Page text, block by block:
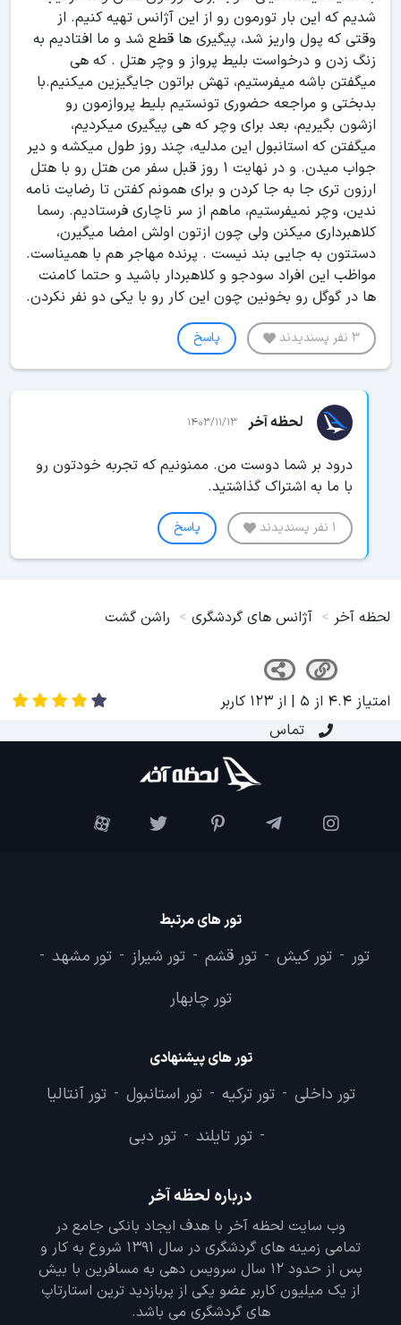
شدیم که این بار تورمون رو از این آژانس تهیه کنیم. از
وقتی که پول واریز شد، پیگیری ها قطع شد و ما افتادیم به
زنگ زدن و درخواست بلیط پرواز و وچر هتل . که هی
میگفتن باشه میفرستیم، تهش براتون جایگیزین میکنیم.با
بدبختی و مراجعه حضوری تونستیم بلیط پروازمون رو
ازشون بگیریم، بعد برای وچر که هی پیگیری میکردیم،
میگفتن که استانبول این مدلیه، چند روز طول میکشه و دیر
جواب میدن. و در نهایت 1 روز قبل سفر من هتل رو با هتل
ارزون تری جا به جا کردن و برای همونم کفتن تا رضایت نامه
ندین، وچر نمیفرستیم، ماهم از سر ناچاری فرستادیم. رسما
کلاهبرداری میکنن ولی چون ازتون اولش امضا میگیرن،
دستتون به جایی بند نیست . پرنده مهاجر هم با همیناست.
مواظب این افراد سودجو و کلاهبردار باشید و حتما کامنت
ها در گوگل رو بخونین چون این کار رو با یکی دو نفر نکردن.
3 نفر پسندیدند پاسخ
لحظه آخر 1403/11/13
درود بر شما دوست من. ممنونیم که تجربه خودتون رو
با ما به اشتراک گذاشتید.
1 نفر پسندیدند پاسخ
لحظه آخر آژانس های گردشگری راشن گشت
امتیاز 4.4 از 5 | از 123 کاربر
تماس
تور های مرتبط
تور - تور کیش - تور قشم - تور شیراز - تور مشهد -
تور چابهار
تور های پیشنهادی
تور داخلی - تور ترکیه - تور استانبول - تور آنتالیا
- تور تایلند - تور دبی
درباره لحظه آخر
وب سایت لحظه آخر با هدف ایجاد بانکی جامع در
تمامی زمینه های گردشگری در سال 1391 شروع به کار و
پس از حدود 12 سال سرویس دهی به مسافرین با بیش
از یک میلیون کاربر عضو یکی از پربازدید ترین استارتاپ
های گردشگری می باشد.